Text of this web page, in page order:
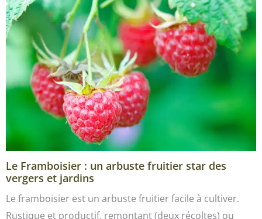
Le Framboisier : un arbuste fruitier star des
vergers et jardins
Le framboisier est un arbuste fruitier facile à cultiver.
Rustique et productif, remontant (deux récoltes) ou